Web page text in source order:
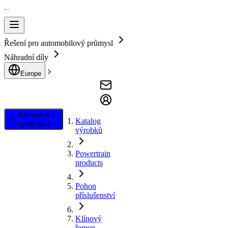
Řešení pro automobilový průmysl
Náhradní díly
Europe
Filtrování a
vyhledávání
Katalog
výrobků
Powertrain
products
Pohon
příslušenství
Klínový